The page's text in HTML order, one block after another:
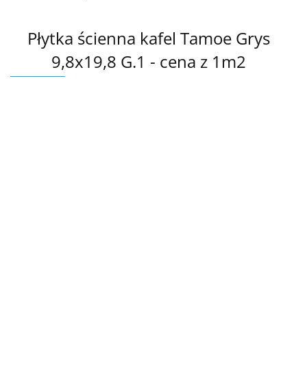
Płytka ścienna kafel Tamoe Grys
9,8x19,8 G.1 - cena z 1m2